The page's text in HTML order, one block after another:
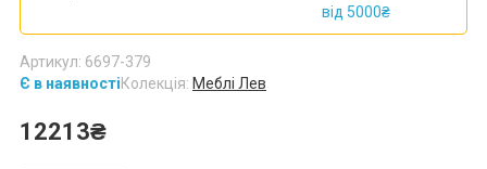
від 5000₴
Є в наявностіКолекція: Меблі Лев
Артикул: 6697-379
12213₴